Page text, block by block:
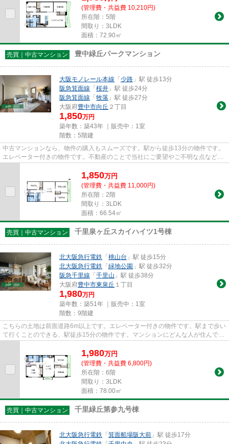
(管理費・共益費 10,210円)
所在階：5階
間取り：3LDK
面積：72.90㎡
売買｜中古マンション 豊中緑丘パークマンション
大阪モノレール本線 「 少路 」駅 徒歩13分
阪急箕面線 「 桜井 」駅 徒歩24分
阪急箕面線 「 牧落 」駅 徒歩27分
大阪府豊中市向丘 ２丁目
1,850万円
築年数：築43年 ｜販売中： 1室
階数：5階建
中古マンションなら、物件の購入もスムーズです。駅から徒歩13分の物件です。
エレベーター付きの物件です。不動産のことで当社にご要望やご不明な点などが
1,850万円
(管理費・共益費 11,000円)
所在階：2階
間取り：3LDK
面積：66.54㎡
売買｜中古マンション 千里泉ヶ丘スカイハイツ1号棟
北大阪急行電鉄 「 桃山台 」駅 徒歩15分
北大阪急行電鉄 「 緑地公園 」駅 徒歩32分
阪急千里線 「 千里山 」駅 徒歩38分
大阪府豊中市東泉丘 １丁目
1,980万円
築年数：築51年 ｜販売中： 1室
階数：9階建
こちらの土地は前面道路6m以上です。エレベーター付きの物件です。駅まで歩い
て行くことのできる、駅徒歩15分の物件です。マンションにどんな人が住んでい
1,980万円
(管理費・共益費 6,800円)
所在階：6階
間取り：3LDK
面積：78.00㎡
売買｜中古マンション 千里緑丘第参九号棟
北大阪急行電鉄 「 箕面船場阪大前 」駅 徒歩17分